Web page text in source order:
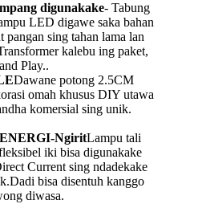
digunakake- Tabung
LED digawe saka bahan
pangan sing tahan lama lan
kalebu ing paket,
Play..
Dawane potong 2.5CM
omah khusus DIY utawa
komersial sing unik.
NgiritLampu tali
iki bisa digunakake
Current sing ndadekake
bisa disentuh kanggo
diwasa.